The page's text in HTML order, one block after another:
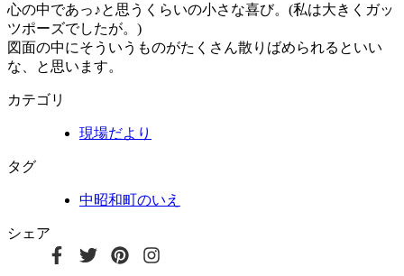
心の中であっ♪と思うくらいの小さな喜び。(私は大きくガッ
ツポーズでしたが。)
図面の中にそういうものがたくさん散りばめられるといい
な、と思います。
カテゴリ
現場だより
タグ
中昭和町のいえ
シェア